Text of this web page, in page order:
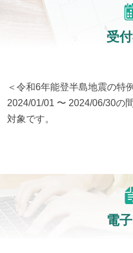
受
＜令和6年能登半島地震の特
2024/01/01 〜 2024/06/30の
対象です。
電